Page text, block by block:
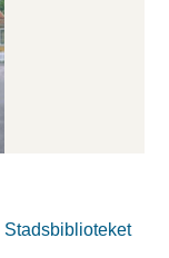
Stadsbiblioteket